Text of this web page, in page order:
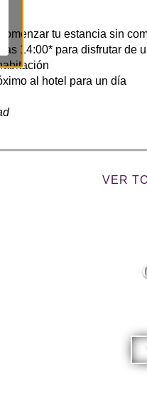
tu estancia sin
las 14:00* para disfrutar de
al hotel para un día
VER